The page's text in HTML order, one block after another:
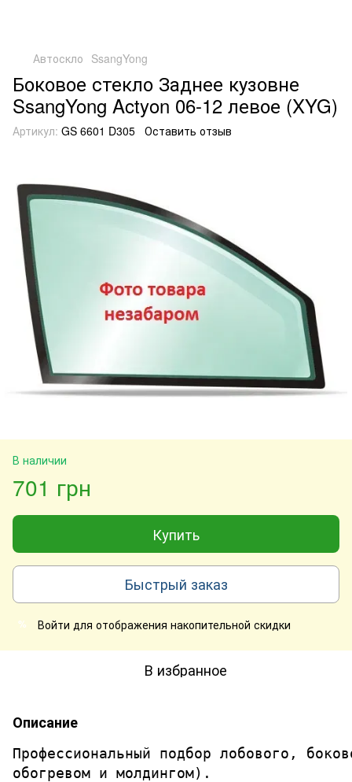
Автоскло SsangYong
Боковое стекло Заднее кузовне
SsangYong Actyon 06-12 левое (XYG)
Артикул: GS 6601 D305 Оставить отзыв
В наличии
701 грн
Купить
Быстрый заказ
% Войти для отображения накопительной скидки
В избранное
Описание
Профессиональный подбор лобового,
обогревом и молдингом).